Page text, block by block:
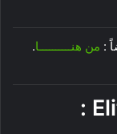
من هنــــــــــا.